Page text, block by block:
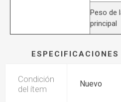
Peso de
principal
ESPECIFICACIONES
Condición
del ítem
Nuevo